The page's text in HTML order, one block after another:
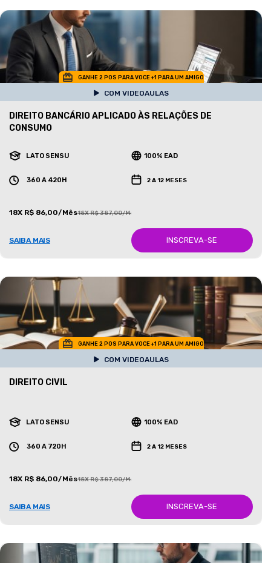
GANHE 2 POS PARA VOCE +1 PARA UM AMIGO
COM VIDEOAULAS
DIREITO BANCÁRIO APLICADO ÀS RELAÇÕES DE
CONSUMO
LATO SENSU 100% EAD
360 A 420H 2 A 12 MESES
18X R$ 86,00/Mês18X R$ 387,00/Mês
SAIBA MAIS INSCREVA-SE
GANHE 2 POS PARA VOCE +1 PARA UM AMIGO
COM VIDEOAULAS
DIREITO CIVIL
LATO SENSU 100% EAD
360 A 720H 2 A 12 MESES
18X R$ 86,00/Mês18X R$ 387,00/Mês
SAIBA MAIS INSCREVA-SE